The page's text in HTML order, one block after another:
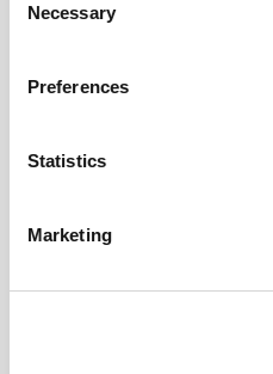
Selection
Necessary
Preferences
Statistics
Marketing
€23.79 €27.99